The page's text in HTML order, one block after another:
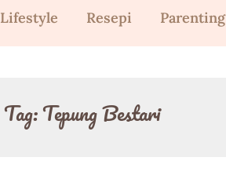
Lifestyle Resepi Parenting
Tag:Tepung Bestari